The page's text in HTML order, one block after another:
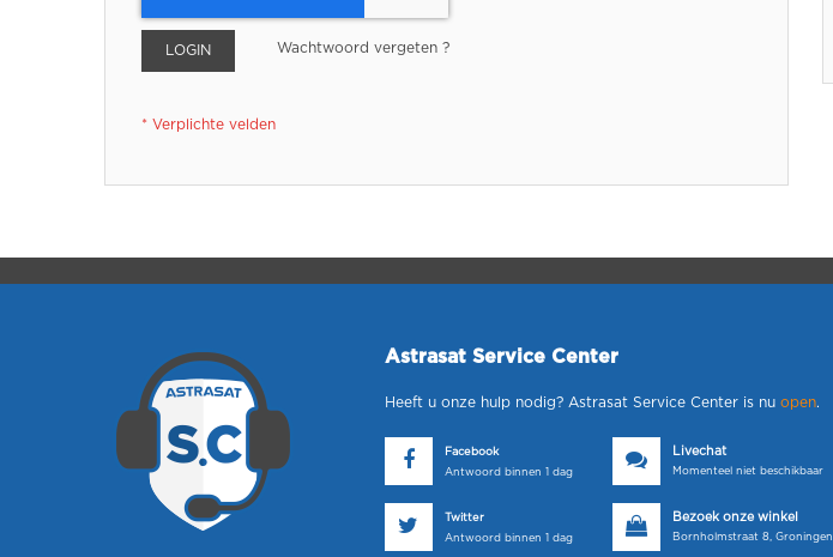
LOGIN Wachtwoord vergeten ?
Astrasat Service Center
Heeft u onze hulp nodig? Astrasat Service Center is nu open.
Facebook
Antwoord binnen 1 dag
Livechat
Momenteel niet beschikbaar
Twitter
Antwoord binnen 1 dag
Bezoek onze winkel
Bornholmstraat 8, Groningen